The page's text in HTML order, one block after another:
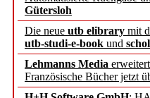
Gütersloh
Die neue utb elibrary mit
utb-studi-e-book und
Lehmanns Media
Französische Bücher jetzt